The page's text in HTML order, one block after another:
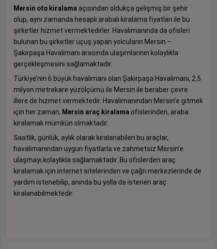
Mersin oto kiralama açısından oldukça gelişmiş bir şehir
olup, aynı zamanda hesaplı arabalı kiralama fiyatları ile bu
şirketler hizmet vermektedirler. Havalimanında da ofisleri
bulunan bu şirketler uçuş yapan yolcuların Mersin –
Şakirpaşa Havalimanı arasında ulaşımlarının kolaylıkla
gerçekleşmesini sağlamaktadır.
Türkiye’nin 6.büyük havalimanı olan Şakirpaşa Havalimanı, 2,5
milyon metrekare yüzölçümü ile Mersin ile beraber çevre
illere de hizmet vermektedir. Havalimanından Mersin’e gitmek
için her zaman, Mersin araç kiralama ofislerinden, araba
kiralamak mümkün olmaktadır.
Saatlik, günlük, aylık olarak kiralanabilen bu araçlar,
havalimanından uygun fiyatlarla ve zahmetsiz Mersin’e
ulaşmayı kolaylıkla sağlamaktadır. Bu ofislerden araç
kiralamak için internet sitelerinden ve çağrı merkezlerinde de
yardım istenebilip, anında bu yolla da istenen araç
kiralanabilmektedir.